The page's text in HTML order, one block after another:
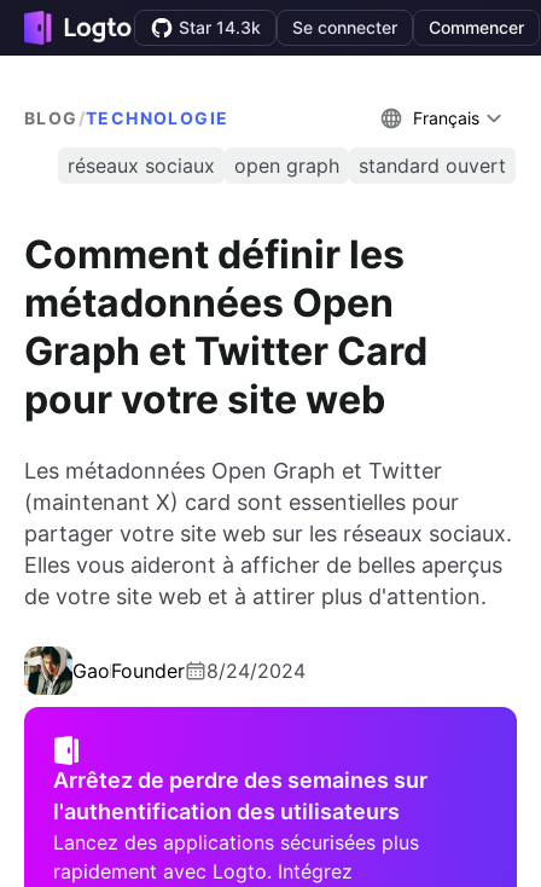
Star 14.3k Se connecter Commencer
BLOG /TECHNOLOGIE Français
réseaux sociaux open graph standard ouvert
Comment définir les
métadonnées Open
Graph et Twitter Card
pour votre site web
Les métadonnées Open Graph et Twitter
(maintenant X) card sont essentielles pour
partager votre site web sur les réseaux sociaux.
Elles vous aideront à afficher de belles aperçus
de votre site web et à attirer plus d'attention.
GaoFounder 8/24/2024
Arrêtez de perdre des semaines sur
l'authentification des utilisateurs
Lancez des applications sécurisées plus
rapidement avec Logto. Intégrez